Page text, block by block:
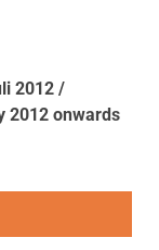
2012 /
2012 onwards